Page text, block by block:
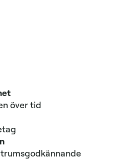
över tid